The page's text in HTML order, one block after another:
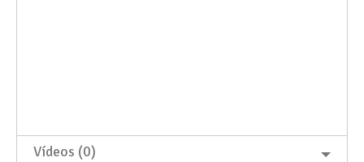
Vídeos (0)